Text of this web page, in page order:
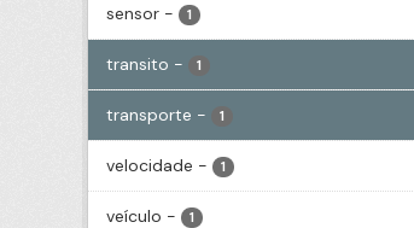
sensor - 1
transito - 1
transporte - 1
velocidade - 1
veículo - 1